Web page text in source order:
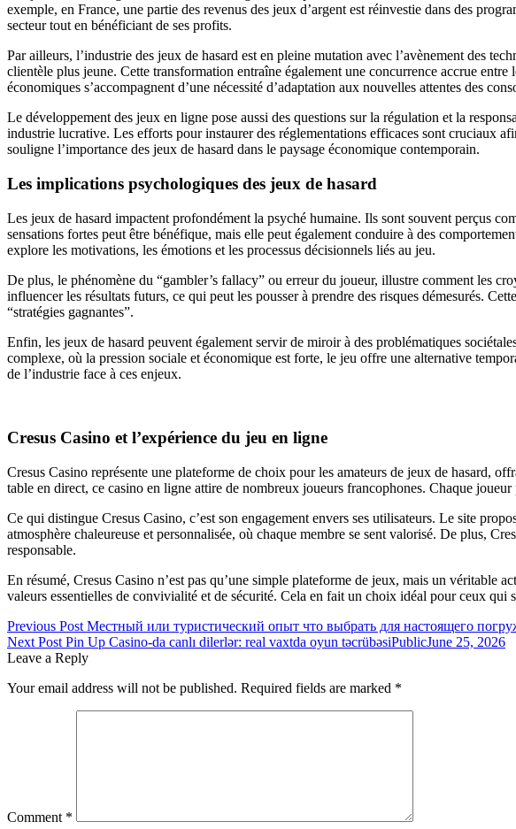
exemple, en France, une partie des revenus des jeux d’argent est réinvestie dans des
secteur tout en bénéficiant de ses profits.
Par ailleurs, l’industrie des jeux de hasard est en pleine mutation avec l’avènement des
clientèle plus jeune. Cette transformation entraîne également une concurrence accrue
économiques s’accompagnent d’une nécessité d’adaptation aux nouvelles attentes des
Le développement des jeux en ligne pose aussi des questions sur la régulation et la
industrie lucrative. Les efforts pour instaurer des réglementations efficaces sont cruciaux
souligne l’importance des jeux de hasard dans le paysage économique contemporain.
Les implications psychologiques des jeux de hasard
Les jeux de hasard impactent profondément la psyché humaine. Ils sont souvent perçus
sensations fortes peut être bénéfique, mais elle peut également conduire à des
explore les motivations, les émotions et les processus décisionnels liés au jeu.
De plus, le phénomène du “gambler’s fallacy” ou erreur du joueur, illustre comment les
influencer les résultats futurs, ce qui peut les pousser à prendre des risques démesurés.
“stratégies gagnantes”.
Enfin, les jeux de hasard peuvent également servir de miroir à des problématiques
complexe, où la pression sociale et économique est forte, le jeu offre une alternative
de l’industrie face à ces enjeux.
Cresus Casino et l’expérience du jeu en ligne
Cresus Casino représente une plateforme de choix pour les amateurs de jeux de hasard,
table en direct, ce casino en ligne attire de nombreux joueurs francophones. Chaque
Ce qui distingue Cresus Casino, c’est son engagement envers ses utilisateurs. Le site
atmosphère chaleureuse et personnalisée, où chaque membre se sent valorisé. De plus,
responsable.
En résumé, Cresus Casino n’est pas qu’une simple plateforme de jeux, mais un véritable
valeurs essentielles de convivialité et de sécurité. Cela en fait un choix idéal pour ceux qui
Post
navigation
Previous Post Местный или туристический опыт что выбрать для настоящего
Next Post Pin Up Casino-da canlı dilerlər: real vaxtda oyun təcrübəsiPublicJune 25, 2026
Leave a Reply
Your email address will not be published. Required fields are marked *
Comment *